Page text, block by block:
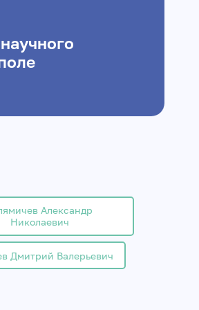
Александр
Николаевич
Дмитрий Валерьевич